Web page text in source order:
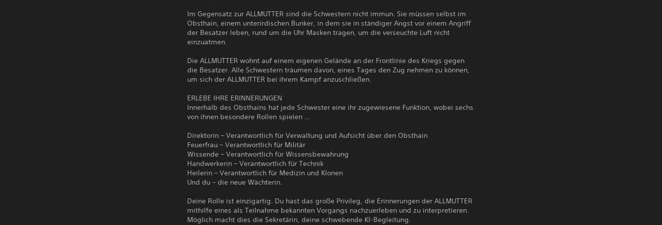
Im Gegensatz zur ALLMUTTER sind die Schwestern nicht immun. Sie müssen selbst im
Obsthain, einem unterirdischen Bunker, in dem sie in ständiger Angst vor einem Angriff
der Besatzer leben, rund um die Uhr Masken tragen, um die verseuchte Luft nicht
einzuatmen.
Die ALLMUTTER wohnt auf einem eigenen Gelände an der Frontlinie des Kriegs gegen
die Besatzer. Alle Schwestern träumen davon, eines Tages den Zug nehmen zu können,
um sich der ALLMUTTER bei ihrem Kampf anzuschließen.
ERLEBE IHRE ERINNERUNGEN
Innerhalb des Obsthains hat jede Schwester eine ihr zugewiesene Funktion, wobei sechs
von ihnen besondere Rollen spielen ...
Direktorin – Verantwortlich für Verwaltung und Aufsicht über den Obsthain
Feuerfrau – Verantwortlich für Militär
Wissende – Verantwortlich für Wissensbewahrung
Handwerkerin – Verantwortlich für Technik
Heilerin – Verantwortlich für Medizin und Klonen
Und du – die neue Wächterin.
Deine Rolle ist einzigartig. Du hast das große Privileg, die Erinnerungen der ALLMUTTER
mithilfe eines als Teilnahme bekannten Vorgangs nachzuerleben und zu interpretieren.
Möglich macht dies die Sekretärin, deine schwebende KI-Begleitung.